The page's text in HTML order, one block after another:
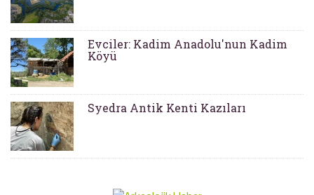
Evciler: Kadim Anadolu'nun Kadim
Köyü
Syedra Antik Kenti Kazıları